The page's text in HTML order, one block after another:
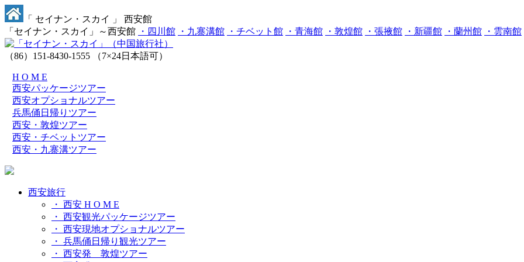
「 セイナン・スカイ 」 西安館
「セイナン・スカイ」～西安館
・四川館 ・九寨溝館 ・チベット館 ・青海館 ・敦煌館 ・張掖館 ・新疆館 ・蘭州館 ・雲南館
（86）151-8430-1555 （7×24日本語可）
H O M E
西安パッケージツアー
西安オプショナルツアー
兵馬俑日帰りツアー
西安・敦煌ツアー
西安・チベットツアー
西安・九寨溝ツアー
西安旅行
・ 西安 H O M E
・ 西安観光パッケージツアー
・ 西安現地オプショナルツアー
・ 兵馬俑日帰り観光ツアー
・ 西安発 敦煌ツアー